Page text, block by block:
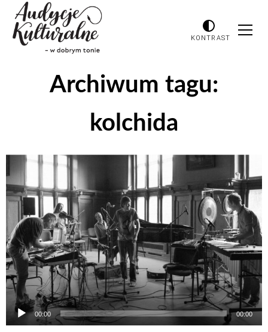
KONTRAST
Archiwum tagu:
kolchida
Odtwarzacz
plików
dźwiękowych
00:00 00:00